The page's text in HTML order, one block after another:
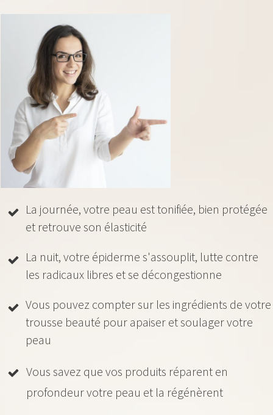
La journée, votre peau est tonifiée, bien protégée
et retrouve son élasticité
La nuit, votre épiderme s'assouplit, lutte contre
les radicaux libres et se décongestionne
Vous pouvez compter sur les ingrédients de votre
trousse beauté pour apaiser et soulager votre
peau
Vous savez que vos produits réparent en
profondeur votre peau et la régénèrent